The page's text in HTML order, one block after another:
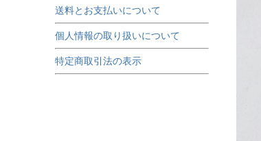
送料とお支払いについて
個人情報の取り扱いについて
特定商取引法の表示